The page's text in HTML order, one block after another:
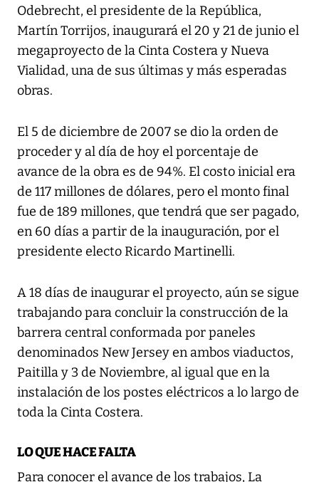
Odebrecht, el presidente de la República,
Martín Torrijos, inaugurará el 20 y 21 de junio el
megaproyecto de la Cinta Costera y Nueva
Vialidad, una de sus últimas y más esperadas
obras.
El 5 de diciembre de 2007 se dio la orden de
proceder y al día de hoy el porcentaje de
avance de la obra es de 94%. El costo inicial era
de 117 millones de dólares, pero el monto final
fue de 189 millones, que tendrá que ser pagado,
en 60 días a partir de la inauguración, por el
presidente electo Ricardo Martinelli.
A 18 días de inaugurar el proyecto, aún se sigue
trabajando para concluir la construcción de la
barrera central conformada por paneles
denominados New Jersey en ambos viaductos,
Paitilla y 3 de Noviembre, al igual que en la
instalación de los postes eléctricos a lo largo de
toda la Cinta Costera.
LO QUE HACE FALTA
Para conocer el avance de los trabajos, La